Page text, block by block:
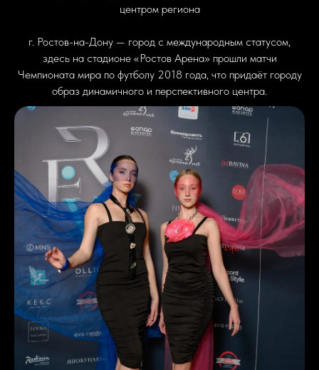
центром региона
г. Ростов-на-Дону — город с международным статусом,
здесь на стадионе «Ростов Арена» прошли матчи
Чемпионата мира по футболу 2018 года, что придаёт городу
образ динамичного и перспективного центра.